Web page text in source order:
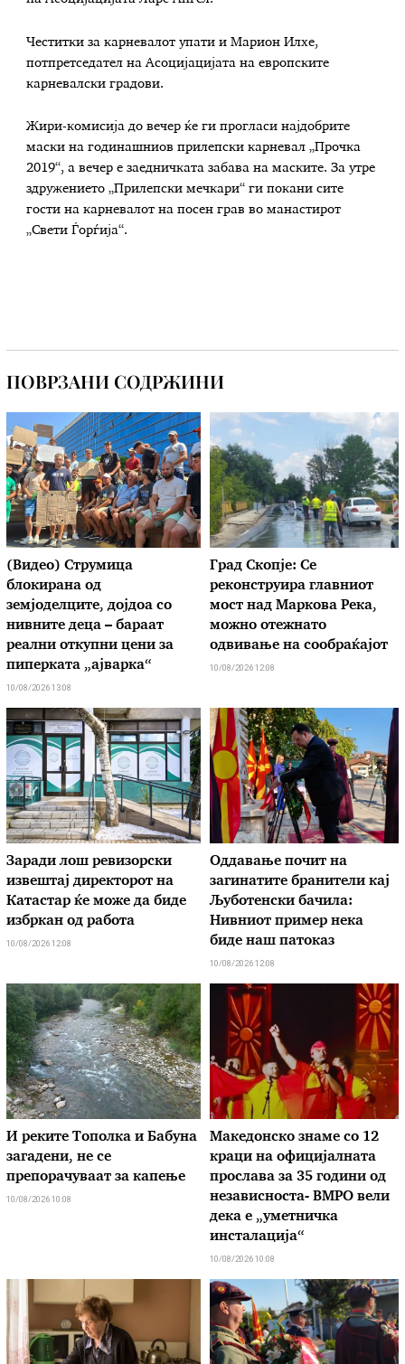
Честитки за карневалот упати и Марион Илхе,
потпретседател на Асоцијацијата на европските
карневалски градови.
Жири-комисија до вечер ќе ги прогласи најдобрите
маски на годинашниов прилепски карневал „Прочка
2019“, а вечер е заедничката забава на маските. За утре
здружението „Прилепски мечкари“ ги покани сите
гости на карневалот на посен грав во манастирот
„Свети Ѓорѓија“.
ПОВРЗАНИ СОДРЖИНИ
(Видео) Струмица
блокирана од
земјоделците, дојдоа со
нивните деца – бараат
реални откупни цени за
пиперката „ајварка“
10/08/2026 13:08
Град Скопје: Се
реконструира главниот
мост над Маркова Река,
можно отежнато
одвивање на сообраќајот
10/08/2026 12:08
Заради лош ревизорски
извештај директорот на
Катастар ќе може да биде
избркан од работа
10/08/2026 12:08
Оддавање почит на
загинатите бранители кај
Љуботенски бачила:
Нивниот пример нека
биде наш патоказ
10/08/2026 12:08
И реките Тополка и Бабуна
загадени, не се
препорачуваат за капење
10/08/2026 10:08
Македонско знаме со 12
краци на официјалната
прослава за 35 години од
независноста- ВМРО вели
дека е „уметничка
инсталација“
10/08/2026 10:08